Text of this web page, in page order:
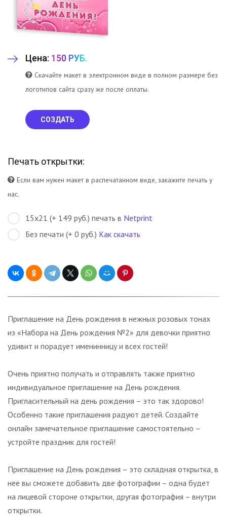
Цена: 150 РУБ.
Скачайте макет в электронном виде в полном размере без
логотипов сайта сразу же после оплаты.
СОЗДАТЬ
Печать открытки:
Если вам нужен макет в распечатанном виде, закажите печать у
нас.
15х21 (+ 149 руб.) печать в Netprint
Без печати (+ 0 руб.) Как скачать
Приглашение на День рождения в нежных розовых тонах
из «Набора на День рождения №2» для девочки приятно
удивит и порадует именинницу и всех гостей!
Очень приятно получать и отправлять также приятно
индивидуальное приглашение на День рождения.
Пригласительный на день рождения – это так здорово!
Особенно такие приглашения радуют детей. Создайте
онлайн замечательное приглашение самостоятельно –
устройте праздник для гостей!
Приглашение на День рождения – это складная открытка, в
нее вы сможете добавить две фотографии – одна будет
на лицевой стороне открытки, другая фотография – внутри
открытки.